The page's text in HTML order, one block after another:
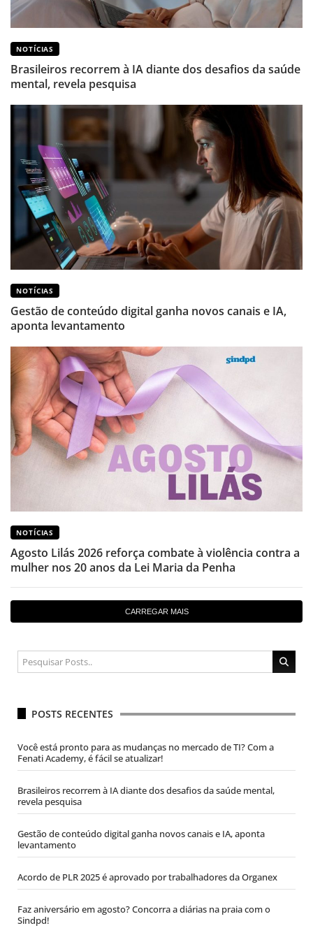
NOTÍCIAS
Brasileiros recorrem à IA diante dos desafios da saúde
mental, revela pesquisa
NOTÍCIAS
Gestão de conteúdo digital ganha novos canais e IA,
aponta levantamento
NOTÍCIAS
Agosto Lilás 2026 reforça combate à violência contra a
mulher nos 20 anos da Lei Maria da Penha
CARREGAR MAIS
POSTS RECENTES
Você está pronto para as mudanças no mercado de TI? Com a
Fenati Academy, é fácil se atualizar!
Brasileiros recorrem à IA diante dos desafios da saúde mental,
revela pesquisa
Gestão de conteúdo digital ganha novos canais e IA, aponta
levantamento
Acordo de PLR 2025 é aprovado por trabalhadores da Organex
Faz aniversário em agosto? Concorra a diárias na praia com o
Sindpd!